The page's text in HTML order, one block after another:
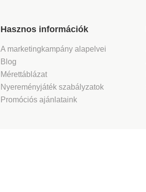
Hasznos információk
A marketingkampány alapelvei
Blog
Mérettáblázat
Nyereményjáték szabályzatok
Promóciós ajánlataink